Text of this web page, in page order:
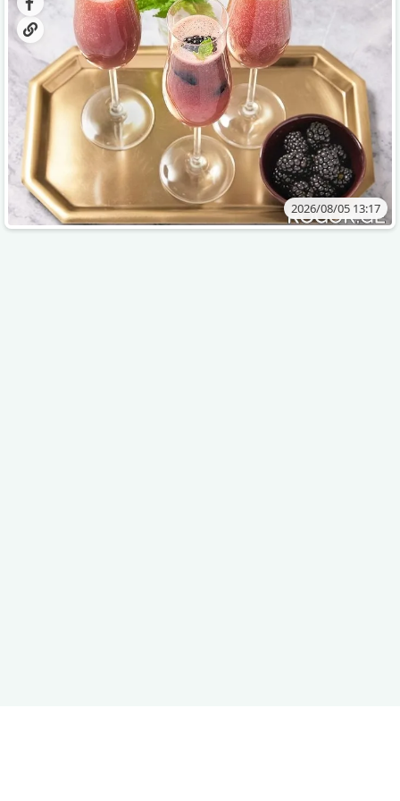
2026/08/05 13:17